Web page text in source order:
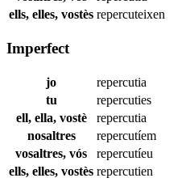
ells, elles, vostès repercuteixen
Imperfect
jo
repercutia
tu
repercuties
ell, ella, vostè
repercutia
nosaltres
repercutíem
vosaltres, vós
repercutíeu
ells, elles, vostès repercutien